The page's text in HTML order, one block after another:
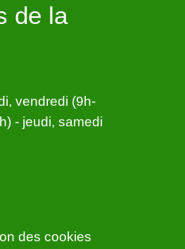
de la
vendredi (9h-
- jeudi, samedi
des cookies